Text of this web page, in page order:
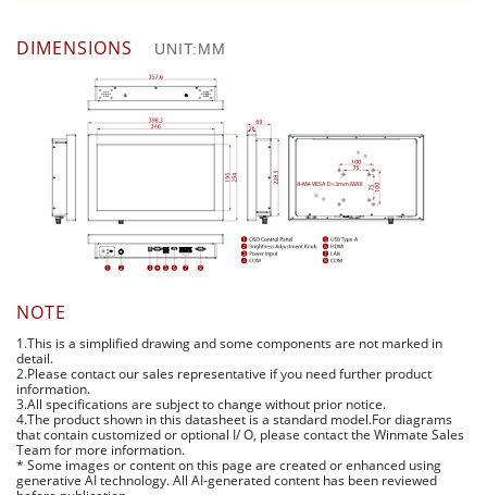
DIMENSIONS UNIT:MM
NOTE
1.This is a simplified drawing and some components are not marked in
detail.
2.Please contact our sales representative if you need further product
information.
3.All specifications are subject to change without prior notice.
4.The product shown in this datasheet is a standard model.For diagrams
that contain customized or optional I/ O, please contact the Winmate Sales
Team for more information.
* Some images or content on this page are created or enhanced using
generative AI technology. All AI-generated content has been reviewed